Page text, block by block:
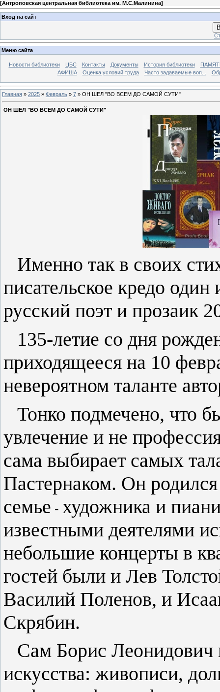
[Антроповская центральная библиотека им. М.С.Малинина]
Вход на сайт
Меню сайта
Новости библиотеки ЦБС Контакты Документы История библиотеки
АФИША
Оценка условий труда Часто задаваемые воп...
Главная » 2025 » Февраль » 7 » ОН ШЕЛ "ВО ВСЕМ ДО САМОЙ СУТИ"
ОН ШЕЛ "ВО ВСЕМ ДО САМОЙ СУТИ"
Именно так в своих
писательское кредо
русский поэт и прозаик
135-летие со дня
приходящееся на 10
невероятном таланте
Тонко подмечено, что
увлечение и не
сама выбирает самых
Пастернаком. Он
семье - художника и
известными деятелями
небольшие концерты в
гостей были и Лев
Василий Поленов , и
Скрябин .
Сам Борис Леонидович
искусства: живописи,